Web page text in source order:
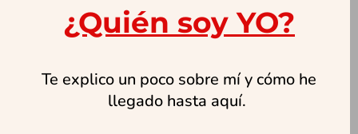
¿Quién soy YO?
Te explico un poco sobre mí y cómo he
llegado hasta aquí.